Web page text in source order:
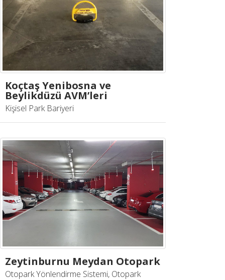
Koçtaş Yenibosna ve
Beylikdüzü AVM’leri
Kişisel Park Bariyeri
Zeytinburnu Meydan Otopark
Otopark Yönlendirme Sistemi, Otopark